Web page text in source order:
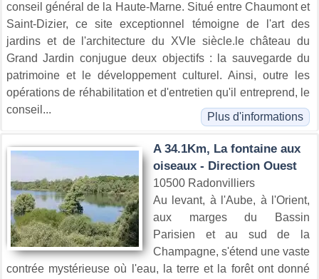
conseil général de la Haute-Marne. Situé entre Chaumont et
Saint-Dizier, ce site exceptionnel témoigne de l'art des
jardins et de l'architecture du XVIe siècle.le château du
Grand Jardin conjugue deux objectifs : la sauvegarde du
patrimoine et le développement culturel. Ainsi, outre les
opérations de réhabilitation et d'entretien qu'il entreprend, le
conseil...
Plus d'informations
A 34.1Km, La fontaine aux
oiseaux - Direction Ouest
10500 Radonvilliers
Au levant, à l'Aube, à l'Orient,
aux marges du Bassin
Parisien et au sud de la
Champagne, s'étend une vaste
contrée mystérieuse où l'eau, la terre et la forêt ont donné